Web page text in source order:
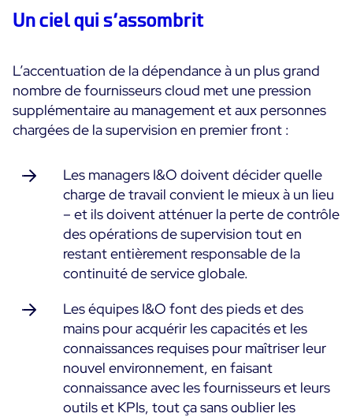
Un ciel qui s’assombrit
L’accentuation de la dépendance à un plus grand
nombre de fournisseurs cloud met une pression
supplémentaire au management et aux personnes
chargées de la supervision en premier front :
Les managers I&O doivent décider quelle
charge de travail convient le mieux à un lieu
– et ils doivent atténuer la perte de contrôle
des opérations de supervision tout en
restant entièrement responsable de la
continuité de service globale.
Les équipes I&O font des pieds et des
mains pour acquérir les capacités et les
connaissances requises pour maîtriser leur
nouvel environnement, en faisant
connaissance avec les fournisseurs et leurs
outils et KPIs, tout ça sans oublier les